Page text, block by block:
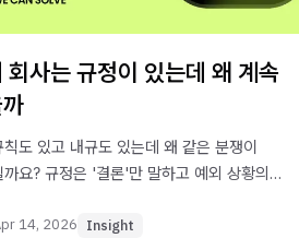
회사는 규정이 있는데 왜 계속
칙도 있고 내규도 있는데 왜 같은 분쟁이
까요? 규정은 '결론'만 말하고 예외 상황의
차이, 그리고 분쟁이 사라지는 조직의 구조를
14, 2026 Insight